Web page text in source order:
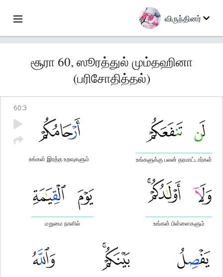
விருந்தினர்
சூரா 60, ஸூரத்துல் மும்தஹினா
(பரிசோதித்தல்)
60:3
உங்களுக்கு பலன் தரமாட்டார்கள்
உங்கள் இரத்த உறவுகளும்
உங்கள் பிள்ளைகளும்
மறுமை நாளில்